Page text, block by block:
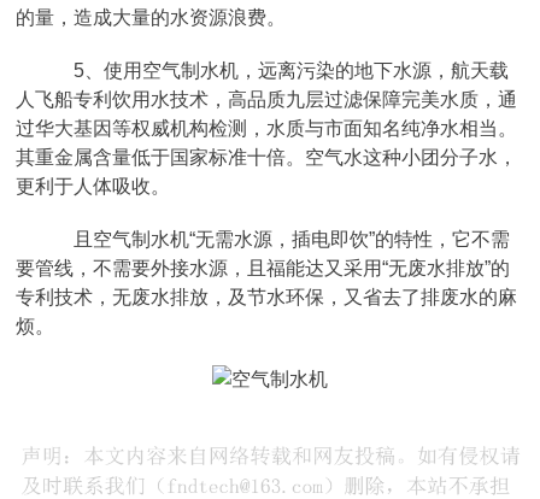
的量，造成大量的水资源浪费。
5、使用空气制水机，远离污染的地下水源，航天载
人飞船专利饮用水技术，高品质九层过滤保障完美水质，通
过华大基因等权威机构检测，水质与市面知名纯净水相当。
其重金属含量低于国家标准十倍。空气水这种小团分子水，
更利于人体吸收。
且空气制水机“无需水源，插电即饮”的特性，它不需
要管线，不需要外接水源，且福能达又采用“无废水排放”的
专利技术，无废水排放，及节水环保，又省去了排废水的麻
烦。